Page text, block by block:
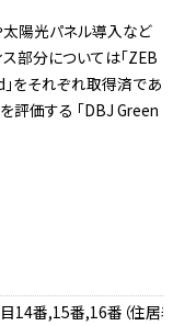
陽光パネル導入など
ス部分については「ZEB
をそれぞれ取得済であ
評価する 「DBJ Green
14番,15番,16番（住居